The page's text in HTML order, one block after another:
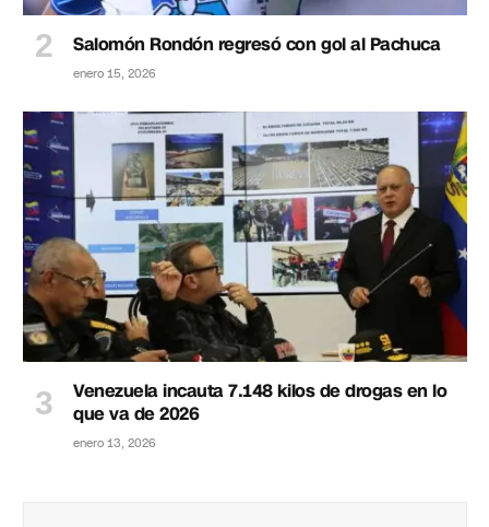
Salomón Rondón regresó con gol al Pachuca
enero 15, 2026
Venezuela incauta 7.148 kilos de drogas en lo
que va de 2026
enero 13, 2026